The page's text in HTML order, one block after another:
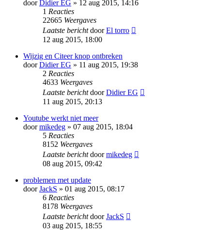
doorDidier EG » 12 aug 2015, 14:16
1 Reacties
22665 Weergaves
Laatste berichtdoorEl torro
12 aug 2015, 18:00
Wijzig en Citeer knop ontbreken
doorDidier EG » 11 aug 2015, 19:38
2 Reacties
4633 Weergaves
Laatste berichtdoorDidier EG
11 aug 2015, 20:13
Youtube werkt niet meer
doormikedeg » 07 aug 2015, 18:04
5 Reacties
8152 Weergaves
Laatste berichtdoormikedeg
08 aug 2015, 09:42
problemen met update
doorJackS » 01 aug 2015, 08:17
6 Reacties
8178 Weergaves
Laatste berichtdoorJackS
03 aug 2015, 18:55